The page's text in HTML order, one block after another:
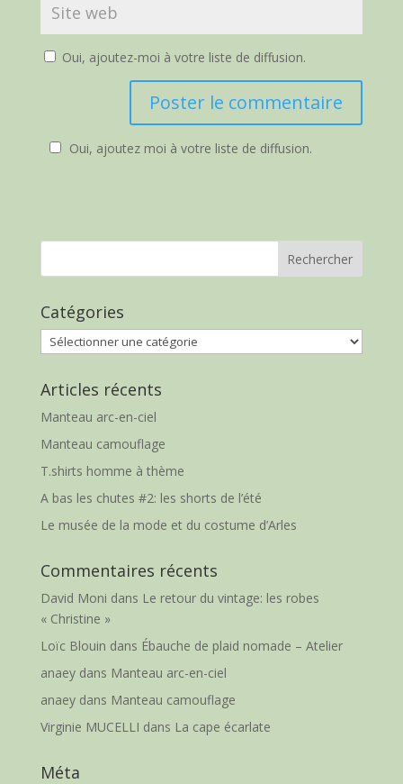
Oui, ajoutez-moi à votre liste de diffusion.
Oui, ajoutez moi à votre liste de diffusion.
Catégories
Catégories
Articles récents
Manteau arc-en-ciel
Manteau camouflage
T.shirts homme à thème
A bas les chutes #2: les shorts de l’été
Le musée de la mode et du costume d’Arles
Commentaires récents
David Moni dans Le retour du vintage: les robes
« Christine »
Loïc Blouin dans Ébauche de plaid nomade – Atelier
anaeydans Manteau arc-en-ciel
anaeydans Manteau camouflage
Virginie MUCELLI dans La cape écarlate
Méta